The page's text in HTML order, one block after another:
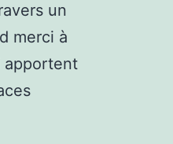
un
merci à
apportent